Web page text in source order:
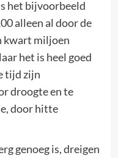
het bijvoorbeeld
alleen al door de
kwart miljoen
het is heel goed
tijd zijn
droogte en te
door hitte
genoeg is, dreigen